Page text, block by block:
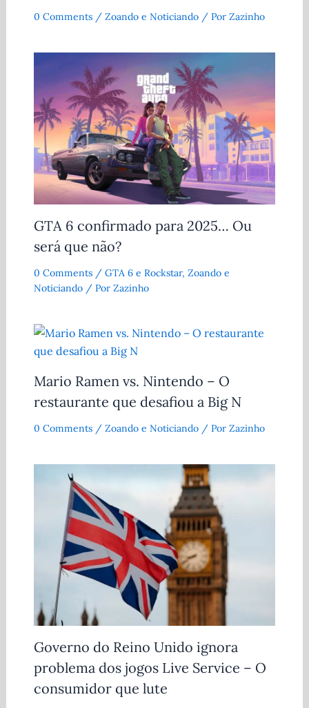
0 Comments / Zoando e Noticiando/ Por Zazinho
GTA 6 confirmado para 2025… Ou
será que não?
0 Comments / GTA 6 e Rockstar, Zoando e
Noticiando/ Por Zazinho
Mario Ramen vs. Nintendo – O
restaurante que desafiou a Big N
0 Comments / Zoando e Noticiando/ Por Zazinho
Governo do Reino Unido ignora
problema dos jogos Live Service – O
consumidor que lute